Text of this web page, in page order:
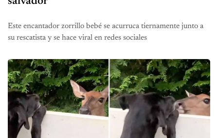
Este encantador zorrillo bebé se acurruca tiernamente junto a
su rescatista y se hace viral en redes sociales